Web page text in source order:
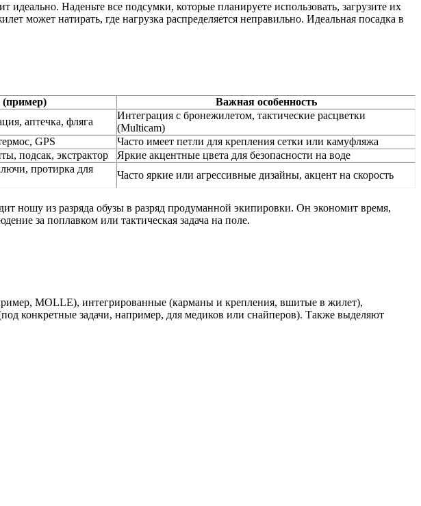
Наденьте все подсумки, которые планируете использовать, загрузите их
может натирать, где нагрузка распределяется неправильно. Идеальная посадка в
(пример)
Важная особенность
аптечка, фляга
Интеграция с бронежилетом, тактические расцветки
(Multicam)
GPS
Часто имеет петли для крепления сетки или камуфляжа
подсак, экстрактор
Яркие акцентные цвета для безопасности на воде
протирка для
Часто яркие или агрессивные дизайны, акцент на скорость
ношу из разряда обузы в разряд продуманной экипировки. Он экономит время,
за поплавком или тактическая задача на поле.
MOLLE), интегрированные (карманы и крепления, вшитые в жилет),
конкретные задачи, например, для медиков или снайперов). Также выделяют